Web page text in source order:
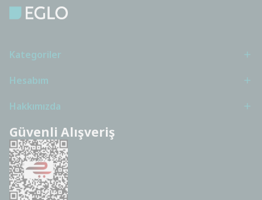
Kategoriler
Hesabım
Hakkımızda
Güvenli Alışveriş